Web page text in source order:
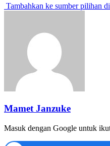
Tambahkan ke sumber pilihan
Mamet Janzuke
Masuk dengan Google untuk